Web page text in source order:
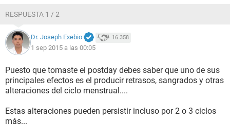
RESPUESTA 1 / 2
Dr. Joseph Exebio 16.358
1 sep 2015 a las 00:05
Puesto que tomaste el postday debes saber que uno de sus
principales efectos es el producir retrasos, sangrados y otras
alteraciones del ciclo menstrual....
Estas alteraciones pueden persistir incluso por 2 o 3 ciclos
más...